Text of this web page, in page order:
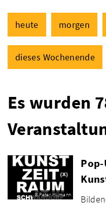
heute morgen
dieses Wochenende
Es wurden
© Peter Hillmann